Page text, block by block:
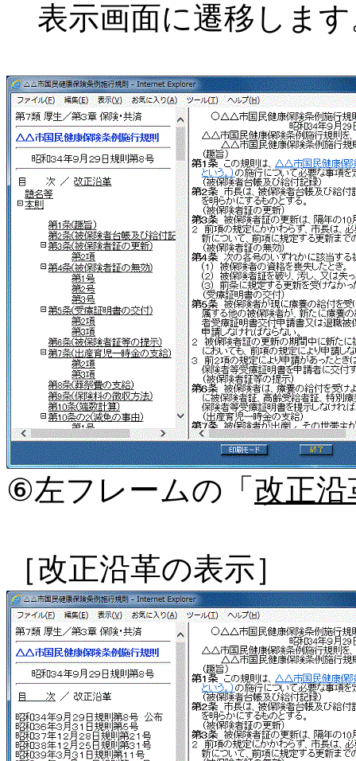
表示画面に遷移します
⑥左フレームの「 改正沿
［改正沿革の表示］